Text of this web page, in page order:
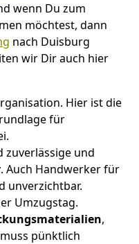
wenn Du zum
möchtest, dann
nach Duisburg
wir Dir auch hier
Hier ist die
für
zuverlässige und
. Auch Handwerker für
unverzichtbar.
Umzugstag.
,
pünktlich